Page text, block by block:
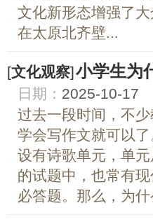
文化新形态增强了
在太原北齐壁...
[文化观察]小学生为
日期： 2025-10-17
过去一段时间，不
学会写作文就可以
设有诗歌单元，单
的试题中，也常有
必答题。那么，为